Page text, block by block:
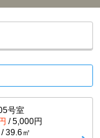
号室
/ 5,000円
39.6㎡